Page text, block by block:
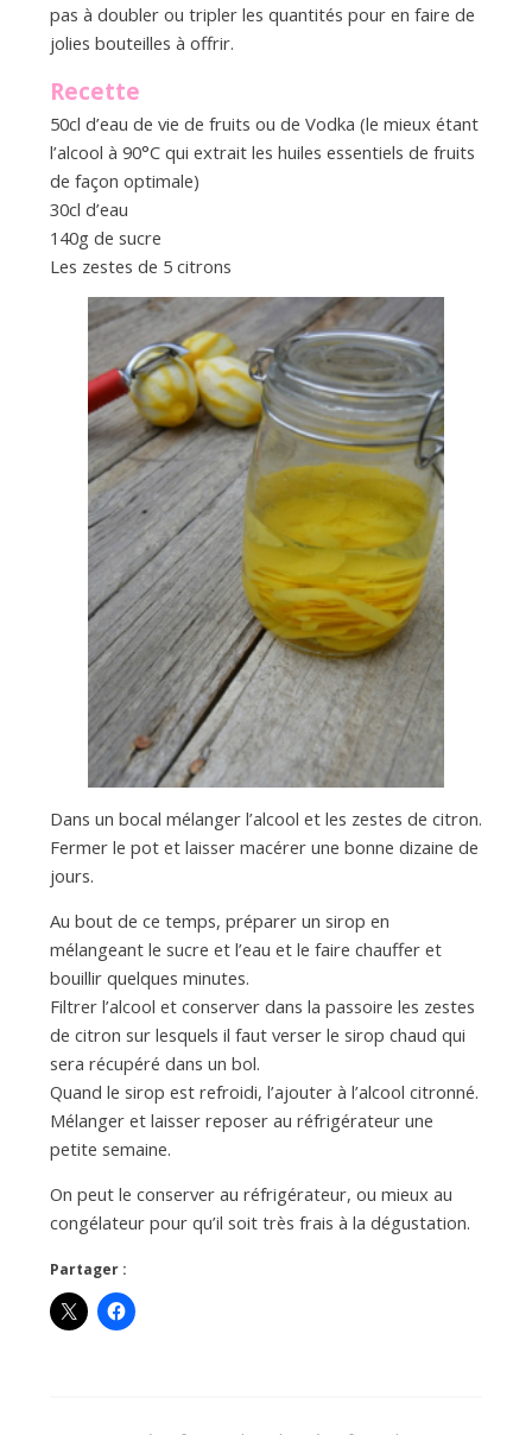
pas à doubler ou tripler les quantités pour en faire de
jolies bouteilles à offrir.
Recette
50cl d’eau de vie de fruits ou de Vodka (le mieux étant
l’alcool à 90°C qui extrait les huiles essentiels de fruits
de façon optimale)
30cl d’eau
140g de sucre
Les zestes de 5 citrons
Dans un bocal mélanger l’alcool et les zestes de citron.
Fermer le pot et laisser macérer une bonne dizaine de
jours.
Au bout de ce temps, préparer un sirop en
mélangeant le sucre et l’eau et le faire chauffer et
bouillir quelques minutes.
Filtrer l’alcool et conserver dans la passoire les zestes
de citron sur lesquels il faut verser le sirop chaud qui
sera récupéré dans un bol.
Quand le sirop est refroidi, l’ajouter à l’alcool citronné.
Mélanger et laisser reposer au réfrigérateur une
petite semaine.
On peut le conserver au réfrigérateur, ou mieux au
congélateur pour qu’il soit très frais à la dégustation.
Partager :